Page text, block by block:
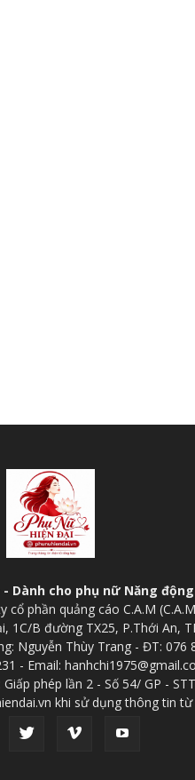
Dành cho phụ nữ Năng
cổ phần quảng cáo C.A.M
1C/B đường TX25, P.Thới An,
Nguyễn Thùy Trang - ĐT: 076
- Email:
phép lần 2 - Số 54/ GP -
khi sử dụng thông tin